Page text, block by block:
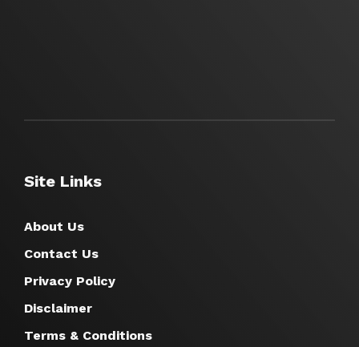
Site Links
About Us
Contact Us
Privacy Policy
Disclaimer
Terms & Conditions